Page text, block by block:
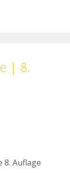
| 8.
8. Auflage